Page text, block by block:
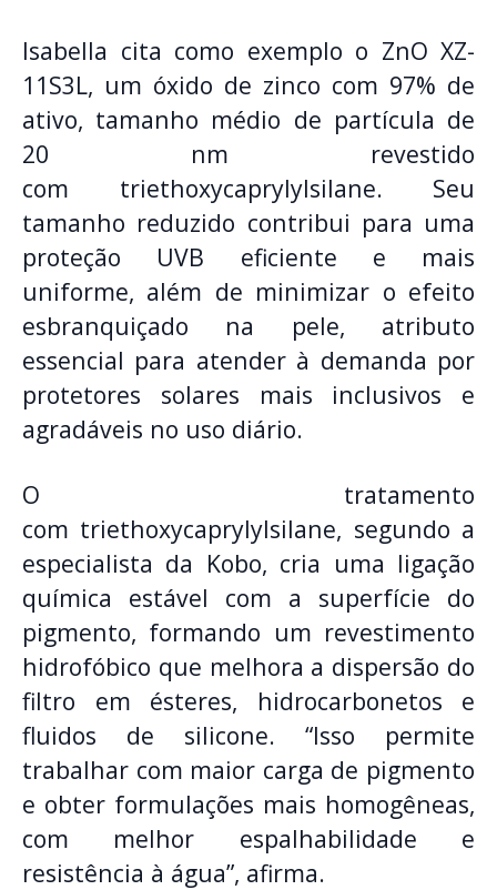
Isabella cita como exemplo o ZnO XZ-
11S3L, um óxido de zinco com 97% de
ativo, tamanho médio de partícula de
20 nm revestido
com triethoxycaprylylsilane. Seu
tamanho reduzido contribui para uma
proteção UVB eficiente e mais
uniforme, além de minimizar o efeito
esbranquiçado na pele, atributo
essencial para atender à demanda por
protetores solares mais inclusivos e
agradáveis no uso diário.
O tratamento
com triethoxycaprylylsilane, segundo a
especialista da Kobo, cria uma ligação
química estável com a superfície do
pigmento, formando um revestimento
hidrofóbico que melhora a dispersão do
filtro em ésteres, hidrocarbonetos e
fluidos de silicone. “Isso permite
trabalhar com maior carga de pigmento
e obter formulações mais homogêneas,
com melhor espalhabilidade e
resistência à água”, afirma.